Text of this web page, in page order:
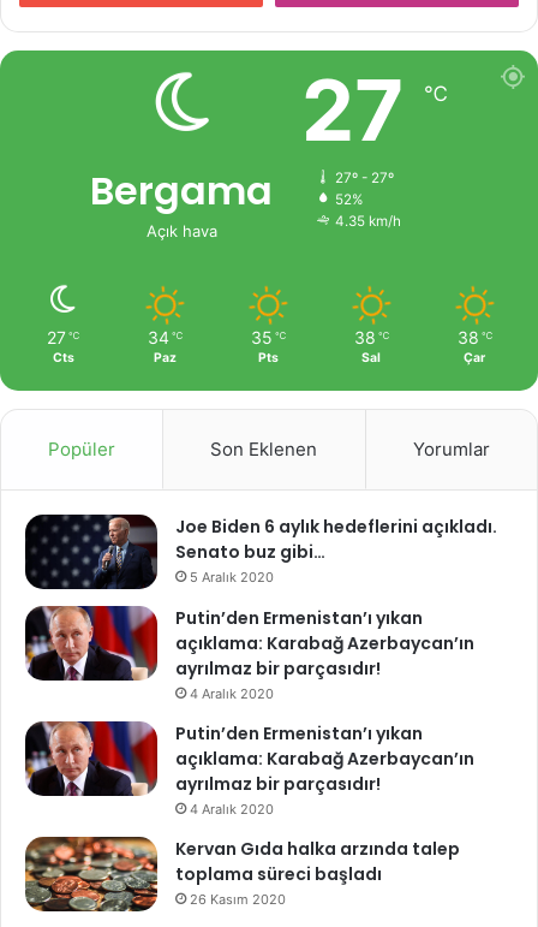
Bergama
Açık hava
27 ℃
27º - 27º
52%
4.35 km/h
27 ℃
Cts
34 ℃
Paz
35 ℃
Pts
38 ℃
Sal
38 ℃
Çar
Popüler Son Eklenen Yorumlar
Joe Biden 6 aylık hedeflerini açıkladı.
Senato buz gibi…
5 Aralık 2020
Putin’den Ermenistan’ı yıkan
açıklama: Karabağ Azerbaycan’ın
ayrılmaz bir parçasıdır!
4 Aralık 2020
Putin’den Ermenistan’ı yıkan
açıklama: Karabağ Azerbaycan’ın
ayrılmaz bir parçasıdır!
4 Aralık 2020
Kervan Gıda halka arzında talep
toplama süreci başladı
26 Kasım 2020